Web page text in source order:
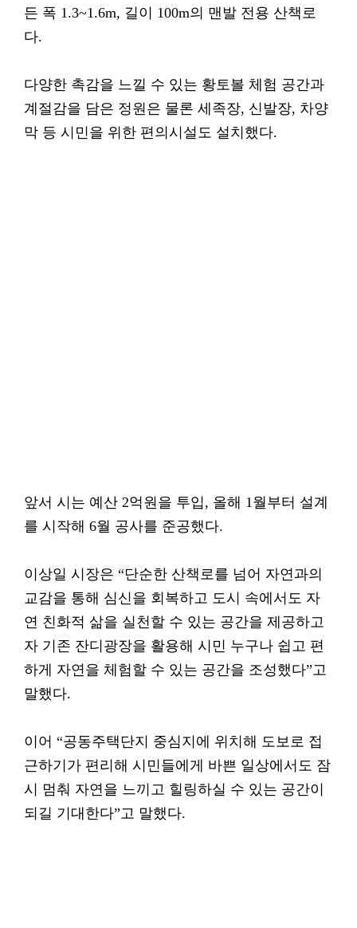
든 폭 1.3~1.6m, 길이 100m의 맨발 전용 산책로
다.
다양한 촉감을 느낄 수 있는 황토볼 체험 공간과
계절감을 담은 정원은 물론 세족장, 신발장, 차양
막 등 시민을 위한 편의시설도 설치했다.
앞서 시는 예산 2억원을 투입, 올해 1월부터 설계
를 시작해 6월 공사를 준공했다.
이상일 시장은 “단순한 산책로를 넘어 자연과의
교감을 통해 심신을 회복하고 도시 속에서도 자
연 친화적 삶을 실천할 수 있는 공간을 제공하고
자 기존 잔디광장을 활용해 시민 누구나 쉽고 편
하게 자연을 체험할 수 있는 공간을 조성했다”고
말했다.
이어 “공동주택단지 중심지에 위치해 도보로 접
근하기가 편리해 시민들에게 바쁜 일상에서도 잠
시 멈춰 자연을 느끼고 힐링하실 수 있는 공간이
되길 기대한다”고 말했다.